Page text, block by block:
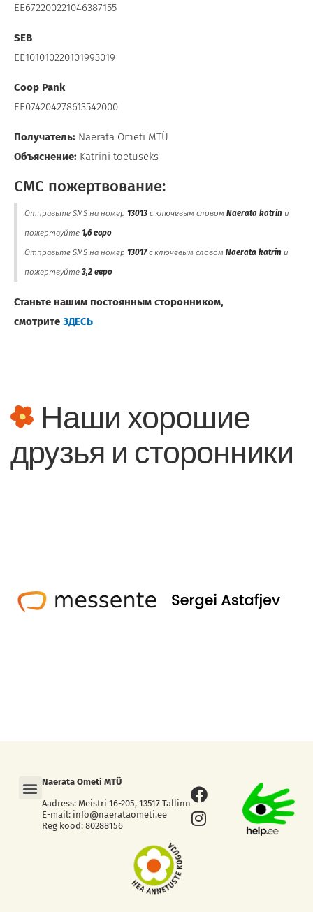
EE672200221046387155
SEB
EE101010220101993019
Coop Pank
EE074204278613542000
Получатель: Naerata Ometi MTÜ
Объяснение: Katrini toetuseks
СМС пожертвование:
Отправьте SMS на номер 13013 с ключевым словом Naerata katrin и
пожертвуйте 1,6 евро
Отправьте SMS на номер 13017с ключевым словом Naerata katrin и
пожертвуйте 3,2 евро
Станьте нашим постоянным сторонником,
смотрите ЗДЕСЬ
Наши хорошие
друзья и сторонники
Меню
Naerata Ometi MTÜ
Aadress: Meistri 16-205, 13517 Tallinn
E-mail: info@naerataometi.ee
Reg kood: 80288156
Facebook
Instagram